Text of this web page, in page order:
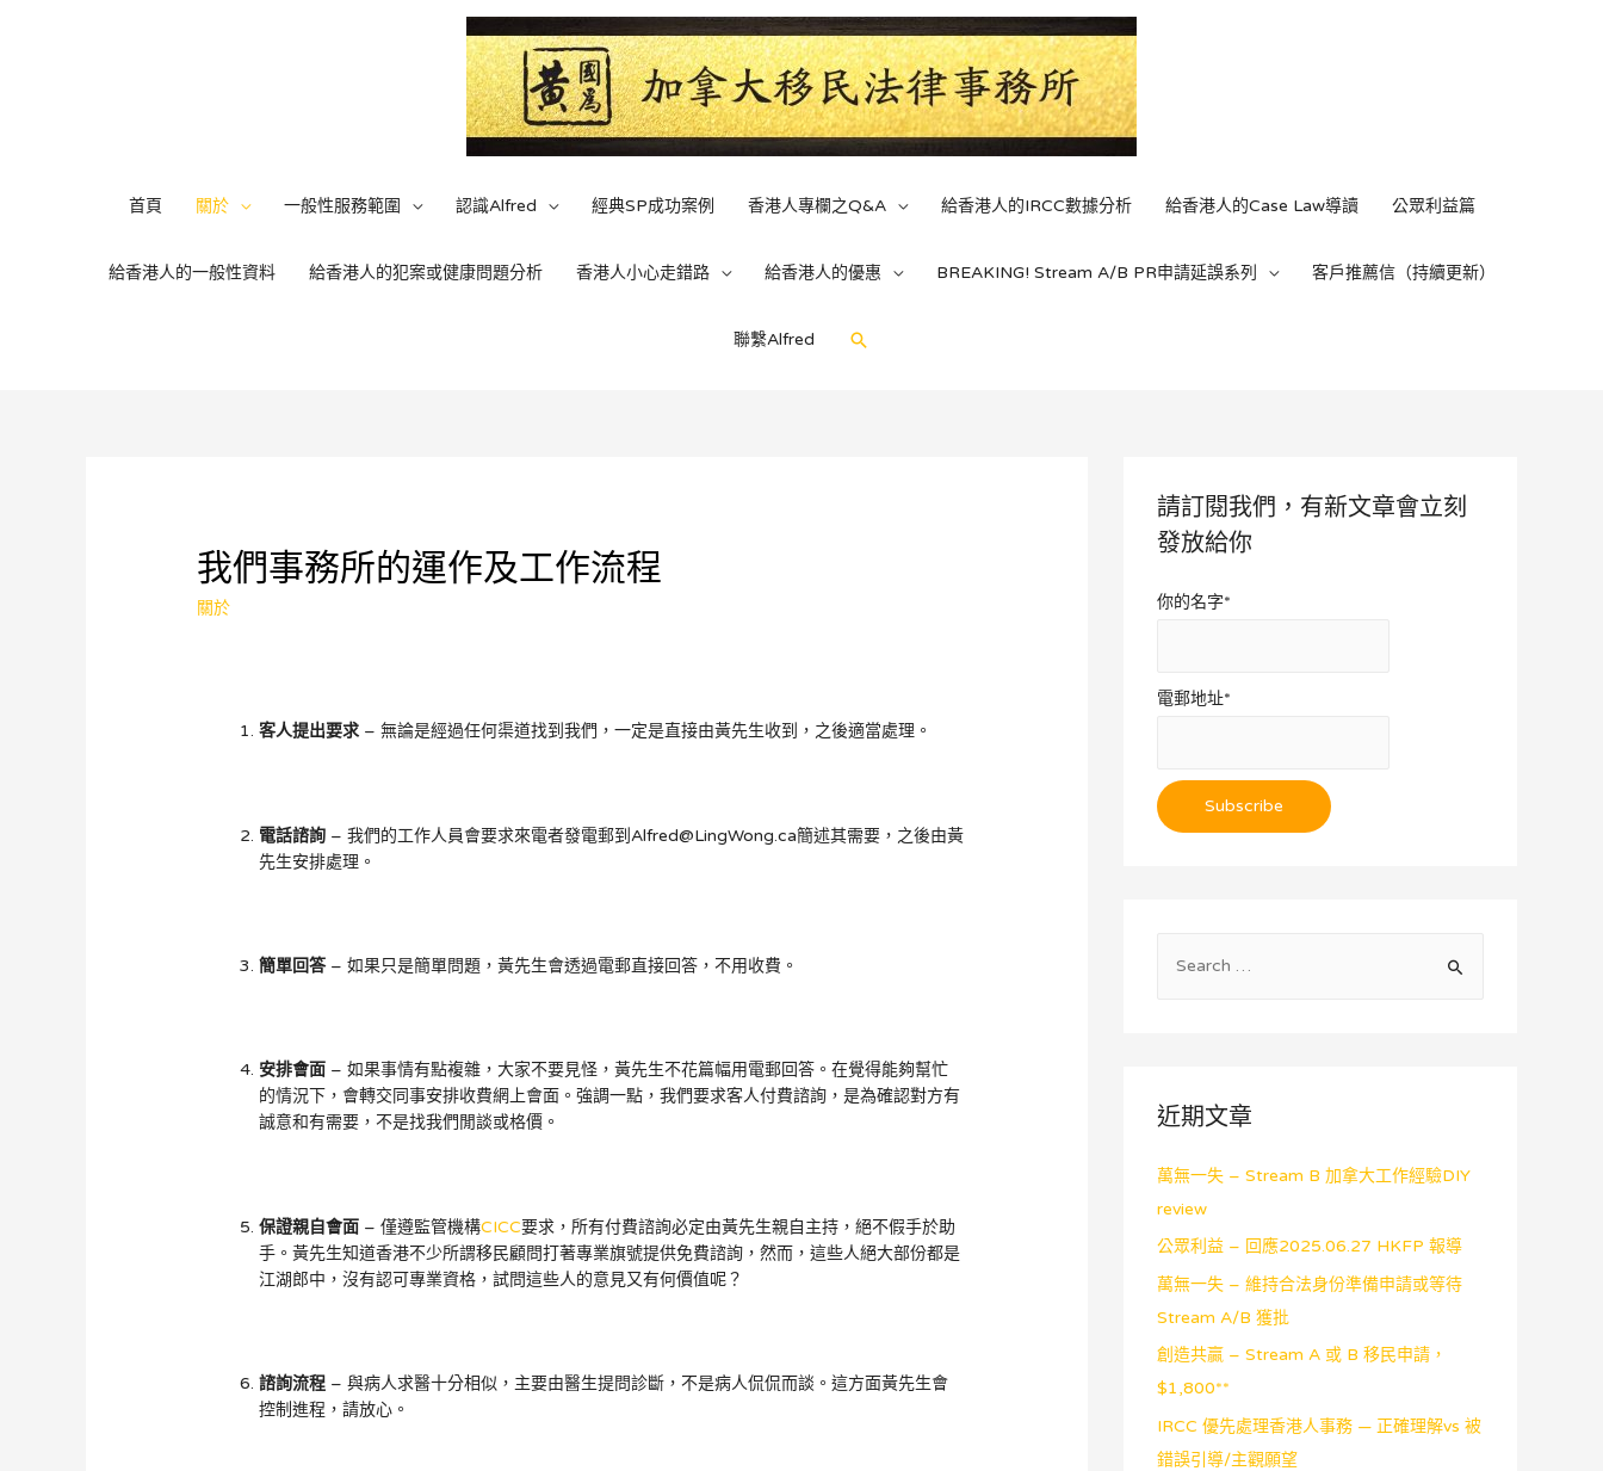
首頁 關於 一般性服務範圍 認識Alfred 經典SP成功案例 香港人專欄之Q&A 給香港人的IRCC數據分析 給香港人的Case Law導讀 公眾利益篇
給香港人的一般性資料 給香港人的犯案或健康問題分析 香港人小心走錯路 給香港人的優惠 BREAKING! Stream A/B PR申請延誤系列 客戶推薦信（持續更新）
聯繫Alfred
我們事務所的運作及工作流程
關於
客人提出要求 – 無論是經過任何渠道找到我們，一定是直接由黃先生收到，之後適當處理。
電話諮詢 – 我們的工作人員會要求來電者發電郵到Alfred@LingWong.ca簡述其需要，之後由黃
先生安排處理。
簡單回答– 如果只是簡單問題，黃先生會透過電郵直接回答，不用收費。
安排會面 – 如果事情有點複雜，大家不要見怪，黃先生不花篇幅用電郵回答。在覺得能夠幫忙
的情況下，會轉交同事安排收費網上會面。強調一點，我們要求客人付費諮詢，是為確認對方有
誠意和有需要，不是找我們閒談或格價。
保證親自會面 – 僅遵監管機構CICC要求，所有付費諮詢必定由黃先生親自主持，絕不假手於助
手。黃先生知道香港不少所謂移民顧問打著專業旗號提供免費諮詢，然而，這些人絕大部份都是
江湖郎中，沒有認可專業資格，試問這些人的意見又有何價值呢？
諮詢流程 – 與病人求醫十分相似，主要由醫生提問診斷，不是病人侃侃而談。這方面黃先生會
控制進程，請放心。
請訂閱我們，有新文章會立刻
發放給你
你的名字*
電郵地址*
近期文章
萬無一失 – Stream B 加拿大工作經驗DIY
review
公眾利益 – 回應2025.06.27 HKFP 報導
萬無一失 – 維持合法身份準備申請或等待
Stream A/B 獲批
創造共贏 – Stream A 或 B 移民申請，
$1,800**
IRCC 優先處理香港人事務 — 正確理解vs 被
錯誤引導/主觀願望